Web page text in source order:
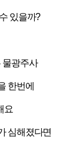
있을까?
물광주사
한번에
요
심해졌다면